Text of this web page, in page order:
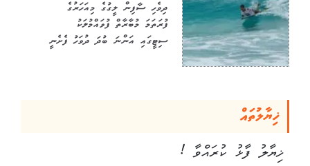
ދިވެހި ސާފިން ލީގުގެ މިއަހަރުގެ
ފުރަތަމަ މުބާރާތް ފުވައްމުލަކު
ސިޓީގައި އަންނަ ބުދަ ދުވަހު ފެށެނީ
ޚިޔާލުތައް
ޚިޔާލު ފާޅު ކުރައްވާ !